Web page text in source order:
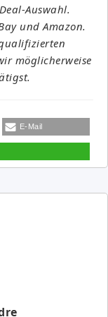
Auswahl.
und Amazon.
möglicherweise
E-Mail